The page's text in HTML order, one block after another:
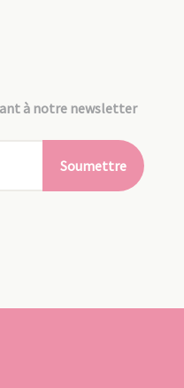
à notre newsletter
Soumettre